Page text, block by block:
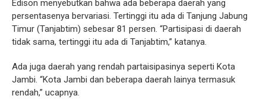
Edison menyebutkan bahwa ada beberapa daerah yang
persentasenya bervariasi. Tertinggi itu ada di Tanjung Jabung
Timur (Tanjabtim) sebesar 81 persen. “Partisipasi di daerah
tidak sama, tertinggi itu ada di Tanjabtim,” katanya.
Ada juga daerah yang rendah partaisipasinya seperti Kota
Jambi. “Kota Jambi dan beberapa daerah lainya termasuk
rendah,” ucapnya.